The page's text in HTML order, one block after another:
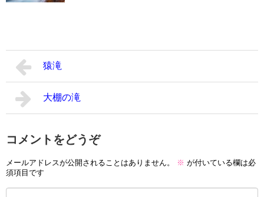
猿滝
大棚の滝
コメントをどうぞ
メールアドレスが公開されることはありません。 ※ が付いている欄は必
須項目です